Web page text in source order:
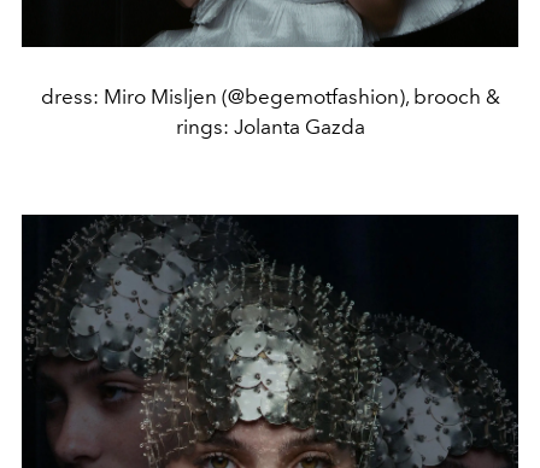
dress: Miro Misljen (@begemotfashion), brooch &
rings: Jolanta Gazda